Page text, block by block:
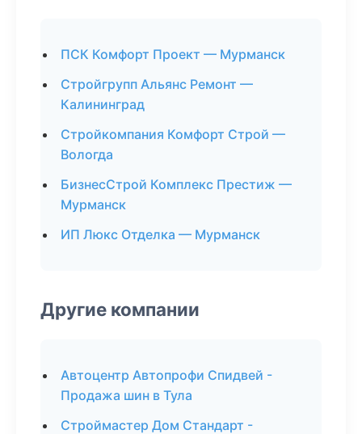
ПСК Комфорт Проект — Мурманск
Стройгрупп Альянс Ремонт —
Калининград
Стройкомпания Комфорт Строй —
Вологда
БизнесСтрой Комплекс Престиж —
Мурманск
ИП Люкс Отделка — Мурманск
Другие компании
Автоцентр Автопрофи Спидвей -
Продажа шин в Тула
Строймастер Дом Стандарт -